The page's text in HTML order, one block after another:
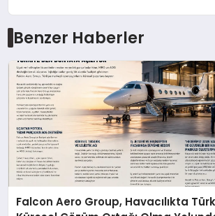
Benzer Haberler
Falcon Aero Group, Havacılıkta